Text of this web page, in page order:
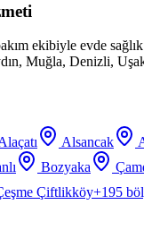
ekibiyle evde
Muğla, Denizli,
Alsancak
Bozyaka
Çiftlikköy+195